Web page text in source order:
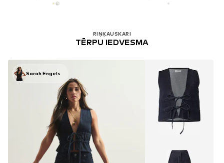
RIŅĶAUSKARI
TĒRPU IEDVESMA
Sarah Engels